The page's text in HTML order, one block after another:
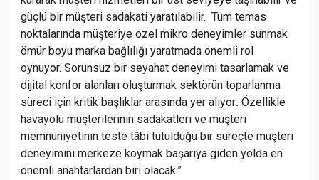
güçlü bir müşteri sadakati yaratılabilir. Tüm temas
noktalarında müşteriye özel mikro deneyimler sunmak
ömür boyu marka bağlılığı yaratmada önemli rol
oynuyor. Sorunsuz bir seyahat deneyimi tasarlamak ve
dijital konfor alanları oluşturmak sektörün toparlanma
süreci için kritik başlıklar arasında yer alıyor. Özellikle
havayolu müşterilerinin sadakatleri ve müşteri
memnuniyetinin teste tâbi tutulduğu bir süreçte müşteri
deneyimini merkeze koymak başarıya giden yolda en
önemli anahtarlardan biri olacak.”